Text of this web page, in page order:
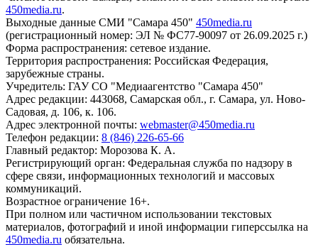
450media.ru.
Выходные данные СМИ "Самара 450" 450media.ru
(регистрационный номер: ЭЛ № ФС77-90097 от 26.09.2025 г.)
Форма распространения: сетевое издание.
Территория распространения: Российская Федерация,
зарубежные страны.
Учредитель: ГАУ СО "Медиаагентство "Самара 450"
Адрес редакции: 443068, Самарская обл., г. Самара, ул. Ново-
Садовая, д. 106, к. 106.
Адрес электронной почты: webmaster@450media.ru
Телефон редакции: 8 (846) 226-65-66
Главный редактор: Морозова К. А.
Регистрирующий орган: Федеральная служба по надзору в
сфере связи, информационных технологий и массовых
коммуникаций.
Возрастное ограничение 16+.
При полном или частичном использовании текстовых
материалов, фотографий и иной информации гиперссылка на
450media.ru обязательна.